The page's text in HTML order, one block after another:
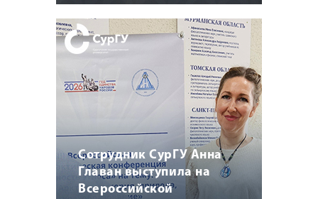
Сотрудник СурГУ Анна
Главан выступила на
Всероссийской